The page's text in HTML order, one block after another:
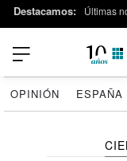
Destacamos: Últimas
OPINIÓN ESPAÑA